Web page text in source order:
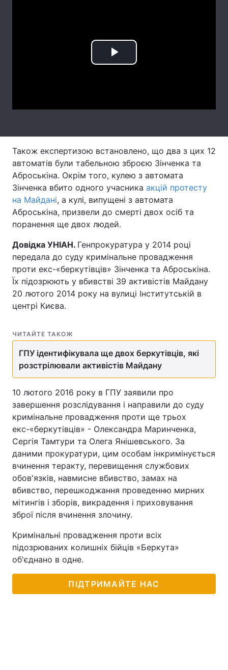
Тема оформлення
Play
Також експертизою встановлено, що два з цих 12
автоматів були табельною зброєю Зінченка та
Аброськіна. Окрім того, кулею з автомата
Зінченка вбито одного учасника акцій протесту
на Майдані, а кулі, випущені з автомата
Аброськіна, призвели до смерті двох осіб та
поранення ще двох людей.
Довідка УНІАН. Генпрокуратура у 2014 році
передала до суду кримінальне провадження
проти екс-«беркутівців» Зінченка та Аброськіна.
Їх підозрюють у вбивстві 39 активістів Майдану
20 лютого 2014 року на вулиці Інститутській в
центрі Києва.
ЧИТАЙТЕ ТАКОЖ
ГПУ ідентифікувала ще двох беркутівців, які
розстрілювали активістів Майдану
10 лютого 2016 року в ГПУ заявили про
завершення розслідування і направили до суду
кримінальне провадження проти ще трьох
екс-«беркутівців» - Олександра Маринченка,
Сергія Тамтури та Олега Янішевського. За
даними прокуратури, цим особам інкримінується
вчинення теракту, перевищення службових
обов'язків, навмисне вбивство, замах на
вбивство, перешкоджання проведенню мирних
мітингів і зборів, викрадення і приховування
зброї після вчинення злочину.
Кримінальні провадження проти всіх
підозрюваних колишніх бійців «Беркута»
об'єднано в одне.
ПІДТРИМАЙТЕ НАС